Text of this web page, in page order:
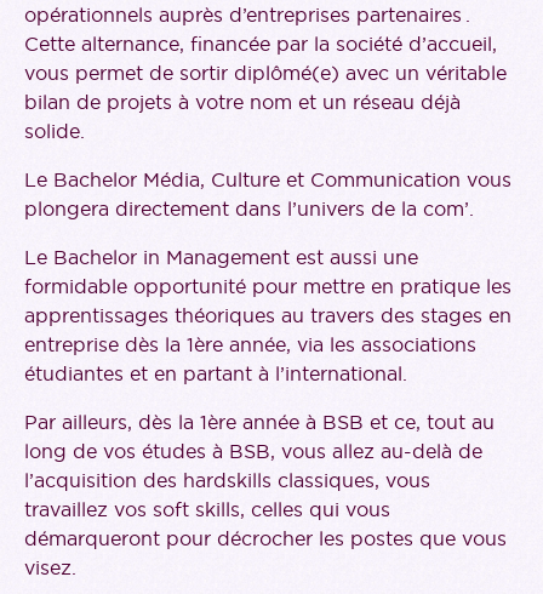
opérationnels auprès d’entreprises partenaires .
Cette alternance, financée par la société d’accueil,
vous permet de sortir diplômé(e) avec un véritable
bilan de projets à votre nom et un réseau déjà
solide.
Le Bachelor Média, Culture et Communication vous
plongera directement dans l’univers de la com’.
Le Bachelor in Management est aussi une
formidable opportunité pour mettre en pratique les
apprentissages théoriques au travers des stages en
entreprise dès la 1ère année, via les associations
étudiantes et en partant à l’international.
Par ailleurs, dès la 1ère année à BSB et ce, tout au
long de vos études à BSB, vous allez au-delà de
l’acquisition des hardskills classiques, vous
travaillez vos soft skills, celles qui vous
démarqueront pour décrocher les postes que vous
visez.